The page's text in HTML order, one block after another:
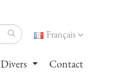
Français
Divers Contact